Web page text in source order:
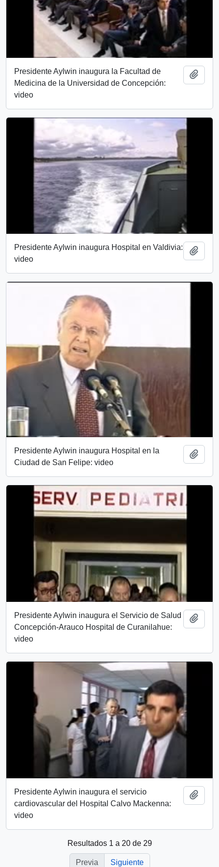
Presidente Aylwin inaugura la Facultad de
Medicina de la Universidad de Concepción:
video
Presidente Aylwin inaugura Hospital en Valdivia:
video
Presidente Aylwin inaugura Hospital en la
Ciudad de San Felipe: video
Presidente Aylwin inaugura el Servicio de Salud
Concepción-Arauco Hospital de Curanilahue:
video
Presidente Aylwin inaugura el servicio
cardiovascular del Hospital Calvo Mackenna:
video
Resultados 1 a 20 de 29
Previa Siguiente